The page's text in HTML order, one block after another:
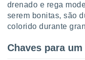
drenado e rega
serem bonitas, são
colorido durante
Chaves para